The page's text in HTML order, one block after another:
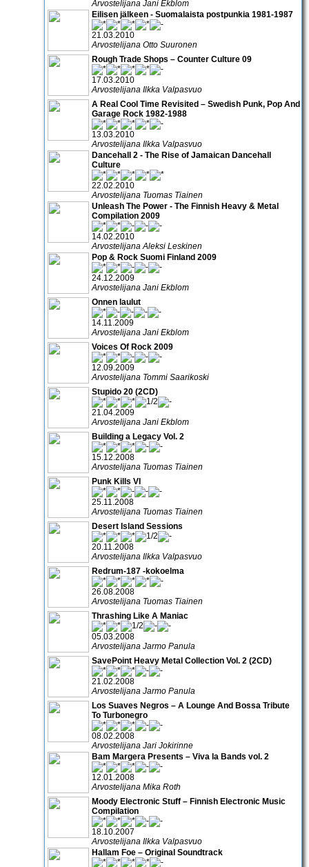
Arvostelijana Jani Ekblom
Eilisen jälkeen - Suomalaista postpunkia 1981-1987
21.03.2010
Arvostelijana Otto Suuronen
Rough Trade Shops – Counter Culture 09
17.03.2010
Arvostelijana Ilkka Valpasvuo
A Real Cool Time Revisited – Swedish Punk, Pop And
Garage Rock 1982-1988
13.03.2010
Arvostelijana Ilkka Valpasvuo
Dancehall 2 - The Rise of Jamaican Dancehall
Culture
22.02.2010
Arvostelijana Tuomas Tiainen
Unleash The Power - The Finnish Heavy & Metal
Compilation 2009
14.02.2010
Arvostelijana Aleksi Leskinen
Pop & Rock Suomi Finland 2009
24.12.2009
Arvostelijana Jani Ekblom
Onnen laulut
14.11.2009
Arvostelijana Jani Ekblom
Voices Of Rock 2009
12.09.2009
Arvostelijana Tommi Saarikoski
Stupido 20 (2CD)
21.04.2009
Arvostelijana Jani Ekblom
Building a Legacy Vol. 2
15.12.2008
Arvostelijana Tuomas Tiainen
Punk Kills VI
25.11.2008
Arvostelijana Tuomas Tiainen
Desert Island Sessions
20.11.2008
Arvostelijana Ilkka Valpasvuo
Redrum-187 -kokoelma
26.08.2008
Arvostelijana Tuomas Tiainen
Thrashing Like A Maniac
05.03.2008
Arvostelijana Jarmo Panula
SavePoint Heavy Metal Collection Vol. 2 (2CD)
21.02.2008
Arvostelijana Jarmo Panula
Los Suaves Negros – A Lounge And Bossa Tribute
To Turbonegro
08.02.2008
Arvostelijana Jari Jokirinne
Bam Margera Presents – Viva la Bands vol. 2
12.01.2008
Arvostelijana Mika Roth
Moody Electronic Stuff – Finnish Electronic Music
Compilation
18.10.2007
Arvostelijana Ilkka Valpasvuo
Hallam Foe – Original Soundtrack